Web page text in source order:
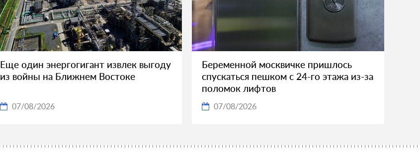
Еще один энергогигант извлек выгоду
из войны на Ближнем Востоке
07/08/2026
Беременной москвичке пришлось
спускаться пешком с 24-го этажа из-за
поломок лифтов
07/08/2026